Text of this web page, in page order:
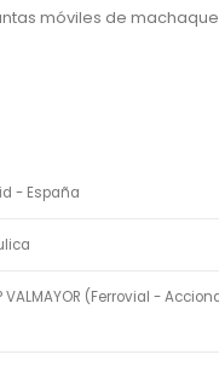
móviles de
- España
VALMAYOR (Ferrovial -